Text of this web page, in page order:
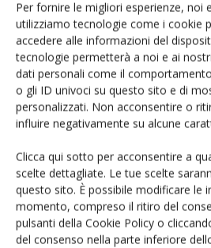
Per fornire le migliori esperienze, noi
utilizziamo tecnologie come i cookie
accedere alle informazioni del
tecnologie permetterà a noi e ai
dati personali come il
o gli ID univoci su questo sito e di
personalizzati. Non acconsentire o
influire negativamente su alcune
Clicca qui sotto per acconsentire a
scelte dettagliate. Le tue scelte
questo sito. È possibile modificare le
momento, compreso il ritiro del
pulsanti della Cookie Policy o
del consenso nella parte inferiore
Salva il mio nome, email e sito
prossima volta che commento.
E-magazine
Tecniche, prodotti e servizi dalle